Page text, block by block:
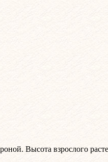
Высота взрослого